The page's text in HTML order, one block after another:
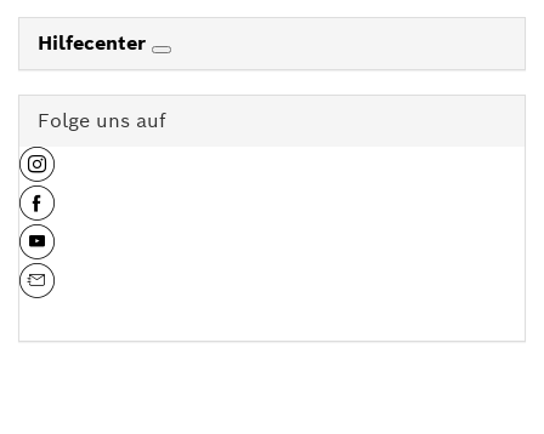
Hilfecenter
Folge uns auf